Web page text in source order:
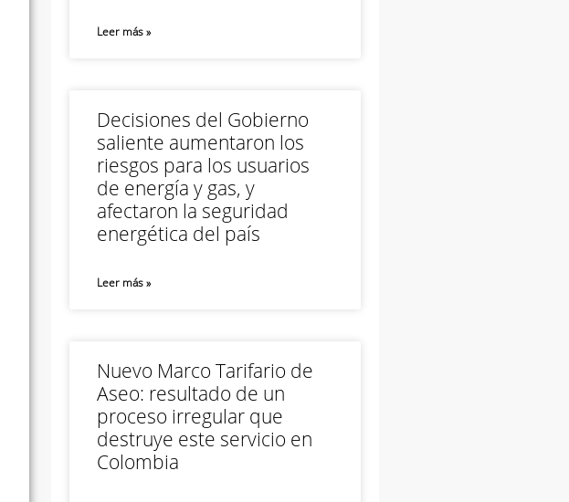
Leer más »
Decisiones del Gobierno
saliente aumentaron los
riesgos para los usuarios
de energía y gas, y
afectaron la seguridad
energética del país
Leer más »
Nuevo Marco Tarifario de
Aseo: resultado de un
proceso irregular que
destruye este servicio en
Colombia